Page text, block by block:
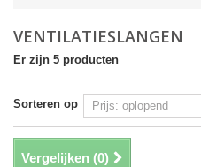
VENTILATIESLANGEN
Er zijn 5 producten
Sorteren op
Vergelijken (0)